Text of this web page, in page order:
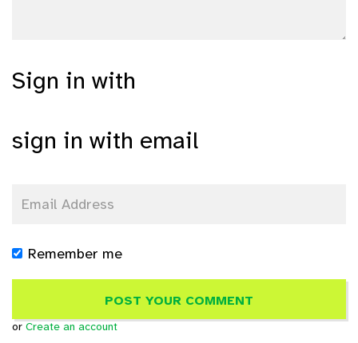
Sign in with
sign in with email
Remember me
or Create an account